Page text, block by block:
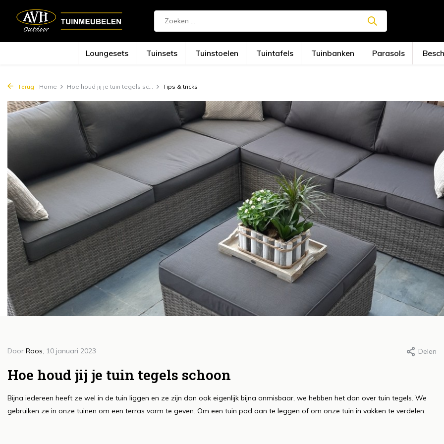
Loungesets Tuinsets Tuinstoelen Tuintafels Tuinbanken Parasols
Terug Home Hoe houd jij je tuin tegels sc... Tips & tricks
Door Roos, 10 januari 2023 Delen
Hoe houd jij je tuin tegels schoon
Bijna iedereen heeft ze wel in de tuin liggen en ze zijn dan ook eigenlijk bijna onmisbaar, we hebben het dan over tuin tegels. We
gebruiken ze in onze tuinen om een terras vorm te geven. Om een tuin pad aan te leggen of om onze tuin in vakken te verdelen.
Het creëren van
comfort, functionaliteit
en sfeer
Door Roos, 10 januari 2023
sleutel tot een
groei